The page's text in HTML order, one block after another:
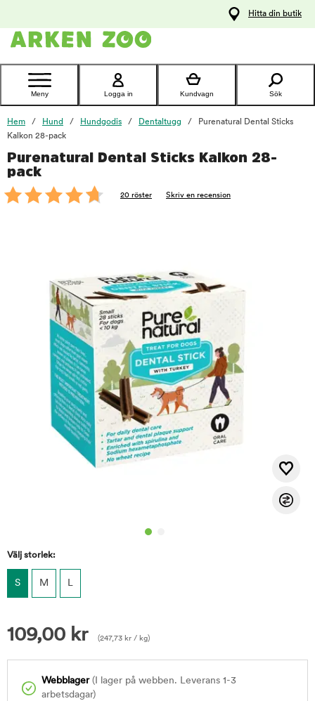
Kontakta
Hitta din butik
Meny Logga in Kundvagn Sök
Hem Hund Hundgodis Dentaltugg
Purenatural Dental Sticks
Kalkon 28-pack
Purenatural Dental Sticks Kalkon 28-
pack
20 röster Skriv en recension
Välj storlek:
S M L
109,00 kr (247,73 kr / kg)
Webblager(I lager på webben. Leverans 1-3
arbetsdagar)
foo